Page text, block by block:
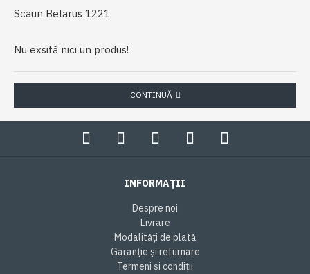
Scaun Belarus 1221
Nu exsită nici un produs!
CONTINUĂ
INFORMAȚII
Despre noi
Livrare
Modalități de plată
Garanție și returnare
Termeni și condiții